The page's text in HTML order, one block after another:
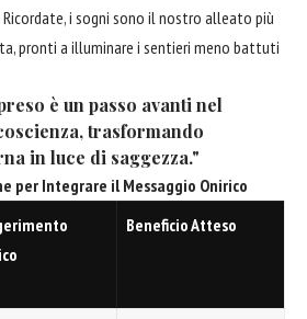
i sogni sono il nostro alleato più
pronti a illuminare i sentieri meno battuti
è un passo avanti nel
trasformando
in luce di saggezza."
per Integrare il Messaggio Onirico
Beneficio Atteso